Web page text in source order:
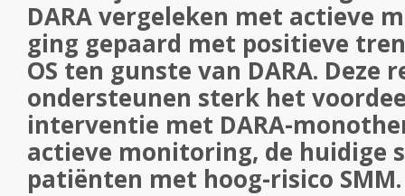
DARA vergeleken met actieve
ging gepaard met positieve
OS ten gunste van DARA. Deze
ondersteunen sterk het
interventie met DARA-
actieve monitoring, de huidige
patiënten met hoog-risico SMM.